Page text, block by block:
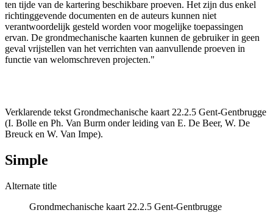
ten tijde van de kartering beschikbare proeven. Het zijn dus enkel
richtinggevende documenten en de auteurs kunnen niet
verantwoordelijk gesteld worden voor mogelijke toepassingen
ervan. De grondmechanische kaarten kunnen de gebruiker in geen
geval vrijstellen van het verrichten van aanvullende proeven in
functie van welomschreven projecten."
Verklarende tekst Grondmechanische kaart 22.2.5 Gent-Gentbrugge
(I. Bolle en Ph. Van Burm onder leiding van E. De Beer, W. De
Breuck en W. Van Impe).
Simple
Alternate title
Grondmechanische kaart 22.2.5 Gent-Gentbrugge